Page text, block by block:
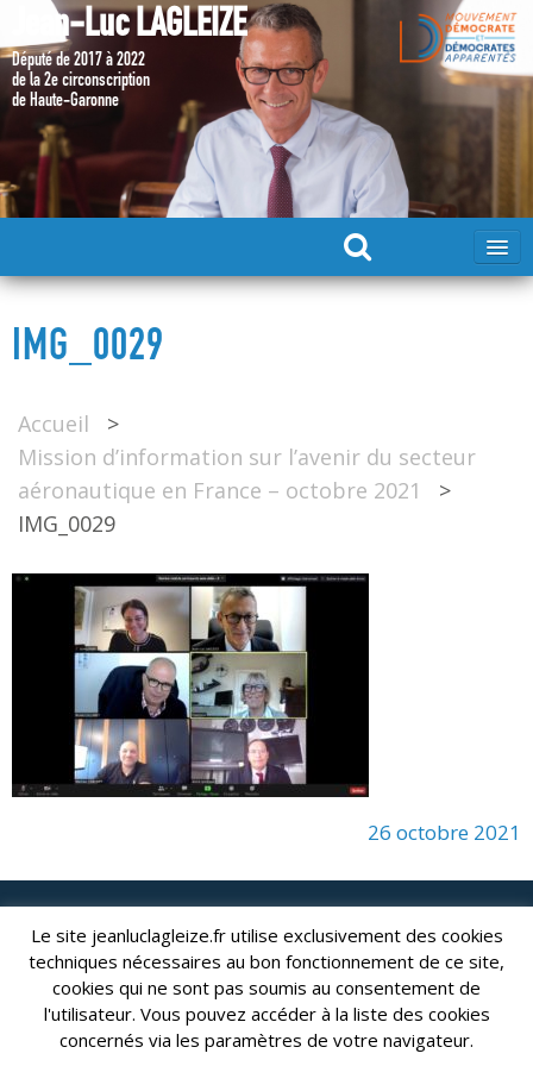
Jean-Luc LAGLEIZE
Député de 2017 à 2022
de la 2e circonscription
de Haute-Garonne
MA CANDIDATURE 2024
DÉPUTÉ 2017 – 2022
MES ACTIONS 2017 – 2022
IMG_0029
Accueil
>
Mission d’information sur l’avenir du secteur
aéronautique en France – octobre 2021
>
IMG_0029
26 octobre 2021
Jean-Luc LAGLEIZE - e-mail : lagleize2024@gmail.com
Mentions Légales- Copyright © 2024. Tous droits réservés.
Le site jeanluclagleize.fr utilise exclusivement des cookies
techniques nécessaires au bon fonctionnement de ce site,
cookies qui ne sont pas soumis au consentement de
l'utilisateur. Vous pouvez accéder à la liste des cookies
concernés via les paramètres de votre navigateur.